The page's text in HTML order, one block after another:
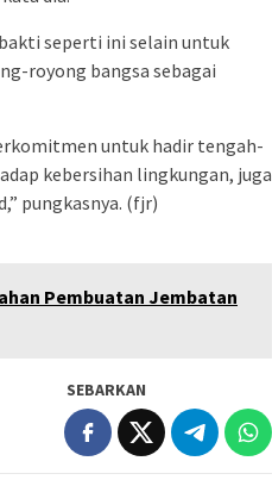
seperti ini selain untuk
royong bangsa sebagai
untuk hadir tengah-
kebersihan lingkungan, juga
pungkasnya. (fjr)
Pembuatan Jembatan
SEBARKAN